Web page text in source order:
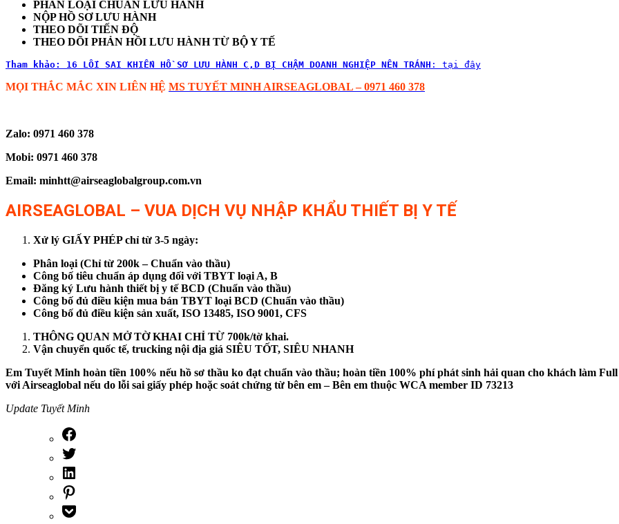
PHÂN LOẠI CHUẨN LƯU HÀNH
NỘP HỒ SƠ LƯU HÀNH
THEO DÕI TIẾN ĐỘ
THEO DÕI PHẢN HỒI LƯU HÀNH TỪ BỘ Y TẾ
Tham khảo: 16 LỐI SAI KHIẾN HỒ SƠ LƯU HÀNH C,D BỊ CHẬM DOANH NGHIỆP NÊN TRÁNH : tại đây
MỌI THẮC MẮC XIN LIÊN HỆ MS TUYẾT MINH AIRSEAGLOBAL – 0971 460 378
Zalo: 0971 460 378
Mobi: 0971 460 378
Email: minhtt@airseaglobalgroup.com.vn
AIRSEAGLOBAL – VUA DỊCH VỤ NHẬP KHẨU THIẾT BỊ Y TẾ
Xử lý GIẤY PHÉP chỉ từ 3-5 ngày:
Phân loại (Chỉ từ 200k – Chuẩn vào thầu)
Công bố tiêu chuẩn áp dụng đối với TBYT loại A, B
Đăng ký Lưu hành thiết bị y tế BCD (Chuẩn vào thầu)
Công bố đủ điều kiện mua bán TBYT loại BCD (Chuẩn vào thầu)
Công bố đủ điều kiện sản xuất, ISO 13485, ISO 9001, CFS
THÔNG QUAN MỞ TỜ KHAI CHỈ TỪ 700k/tờ khai.
Vận chuyển quốc tế, trucking nội địa giá SIÊU TỐT, SIÊU NHANH
Em Tuyết Minh hoàn tiền 100% nếu hồ sơ thầu ko đạt chuẩn vào thầu; hoàn tiền 100% phí phát sinh hải quan cho khách làm
với Airseaglobal nếu do lỗi sai giấy phép hoặc soát chứng từ bên em – Bên em thuộc WCA member ID 73213
Update Tuyết Minh